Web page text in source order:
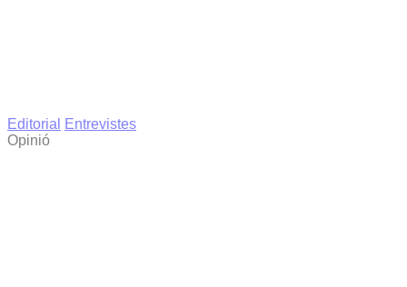
Editorial
Entrevistes
Opinió